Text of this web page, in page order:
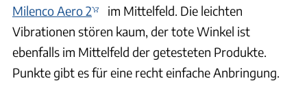
Milenco Aero 2
im Mittelfeld. Die leichten
Vibrationen stören kaum, der tote Winkel ist
ebenfalls im Mittelfeld der getesteten Produkte.
Punkte gibt es für eine recht einfache Anbringung.